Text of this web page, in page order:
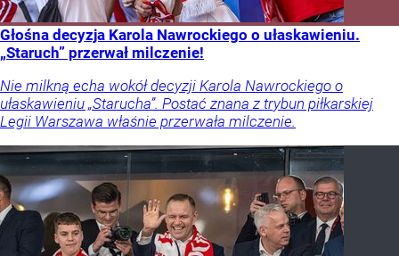
Głośna decyzja Karola Nawrockiego o ułaskawieniu.
„Staruch” przerwał milczenie!
Nie milkną echa wokół decyzji Karola Nawrockiego o
ułaskawieniu „Starucha”. Postać znana z trybun piłkarskiej
Legii Warszawa właśnie przerwała milczenie.